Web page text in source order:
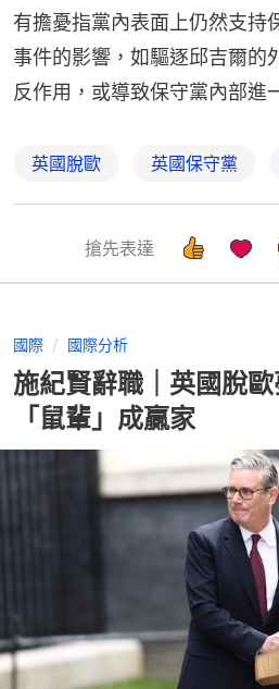
有擔憂指黨內表面上仍然支持
事件的影響，如驅逐邱吉爾的
反作用，或導致保守黨內部進
英國脫歐 英國保守黨
搶先表達
國際 國際分析
施紀賢辭職｜英國脫
「鼠輩」成贏家